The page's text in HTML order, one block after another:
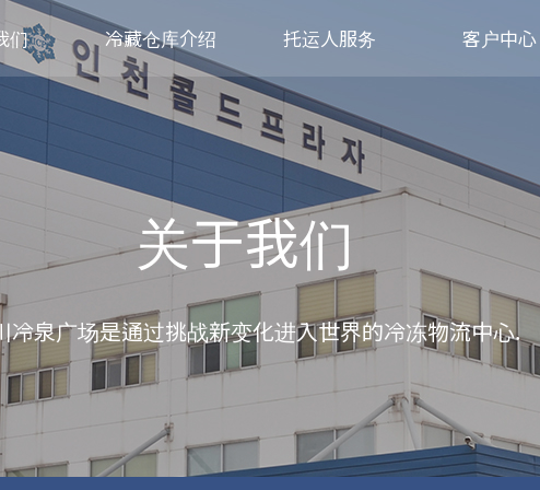
们 冷藏仓库介绍 托运人服务 客户中心
关于我们
冷泉广场是通过挑战新变化进入世界的冷冻物流中心.